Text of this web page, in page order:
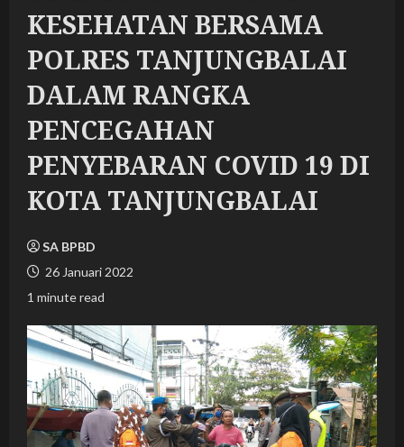
KESEHATAN BERSAMA
POLRES TANJUNGBALAI
DALAM RANGKA
PENCEGAHAN
PENYEBARAN COVID 19 DI
KOTA TANJUNGBALAI
SA BPBD
26 Januari 2022
1 minute read